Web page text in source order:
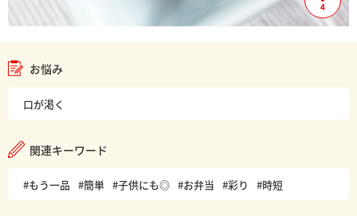
4
お悩み
口が渇く
関連キーワード
#もう一品 #簡単 #子供にも◎ #お弁当 #彩り #時短